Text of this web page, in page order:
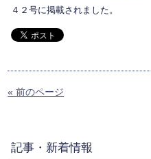
４２号に掲載されました。
« 前のページ
記事・新着情報